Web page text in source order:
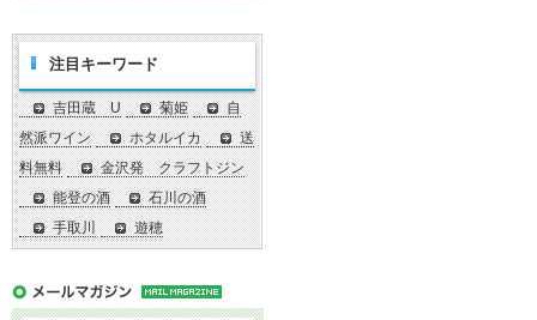
注目キーワード
吉田蔵 U 菊姫
自
然派ワイン
ホタルイカ
送
料無料
金沢発 クラフトジン
能登の酒
石川の酒
手取川
遊穂